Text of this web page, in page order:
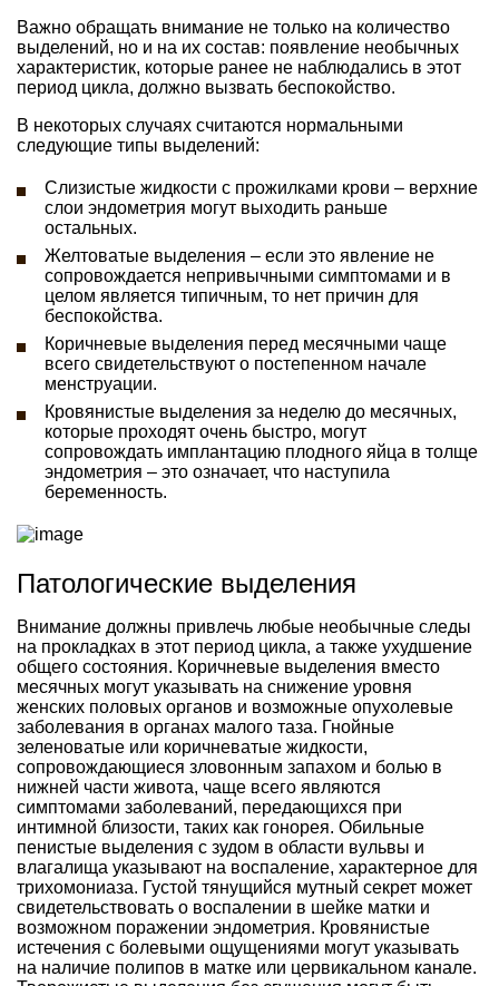
Важно обращать внимание не только на количество
выделений, но и на их состав: появление необычных
характеристик, которые ранее не наблюдались в этот
период цикла, должно вызвать беспокойство.
В некоторых случаях считаются нормальными
следующие типы выделений:
Слизистые жидкости с прожилками крови – верхние
слои эндометрия могут выходить раньше
остальных.
Желтоватые выделения – если это явление не
сопровождается непривычными симптомами и в
целом является типичным, то нет причин для
беспокойства.
Коричневые выделения перед месячными чаще
всего свидетельствуют о постепенном начале
менструации.
Кровянистые выделения за неделю до месячных,
которые проходят очень быстро, могут
сопровождать имплантацию плодного яйца в толще
эндометрия – это означает, что наступила
беременность.
Патологические выделения
Внимание должны привлечь любые необычные следы
на прокладках в этот период цикла, а также ухудшение
общего состояния. Коричневые выделения вместо
месячных могут указывать на снижение уровня
женских половых органов и возможные опухолевые
заболевания в органах малого таза. Гнойные
зеленоватые или коричневатые жидкости,
сопровождающиеся зловонным запахом и болью в
нижней части живота, чаще всего являются
симптомами заболеваний, передающихся при
интимной близости, таких как гонорея. Обильные
пенистые выделения с зудом в области вульвы и
влагалища указывают на воспаление, характерное для
трихомониаза. Густой тянущийся мутный секрет может
свидетельствовать о воспалении в шейке матки и
возможном поражении эндометрия. Кровянистые
истечения с болевыми ощущениями могут указывать
на наличие полипов в матке или цервикальном канале.